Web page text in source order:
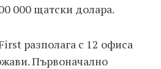
000 щатски долара.
разполага с 12 офиса
.Първoначално